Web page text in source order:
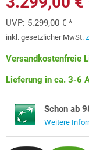
UVP: 5.299,00 € *
inkl. gesetzlicher MwSt.
Versandkostenfreie
Lieferung in ca. 3-6
Schon ab
Weitere